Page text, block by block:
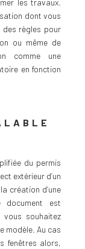
les travaux.
dont vous
des règles pour
ou même de
comme une
en fonction
du permis
extérieur d’un
création d’une
document est
souhaitez
modèle. Au cas
fenêtres alors,